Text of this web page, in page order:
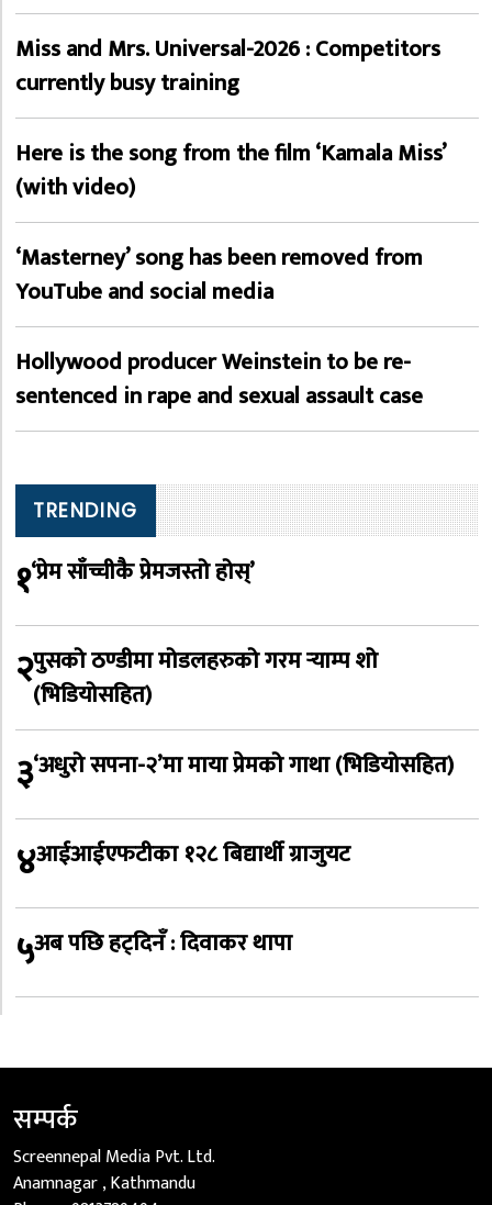
Miss and Mrs. Universal-2026 : Competitors
currently busy training
Here is the song from the film ‘Kamala Miss’
(with video)
‘Masterney’ song has been removed from
YouTube and social media
Hollywood producer Weinstein to be re-
sentenced in rape and sexual assault case
TRENDING
१‘प्रेम साँच्चीकै प्रेमजस्तो होस्’
२पुसको ठण्डीमा मोडलहरुको गरम र्‍याम्प शो
(भिडियोसहित)
३‘अधुरो सपना-२’मा माया प्रेमको गाथा (भिडियोसहित)
४आईआईएफटीका १२८ बिद्यार्थी ग्राजुयट
५अब पछि हट्दिनँ : दिवाकर थापा
सम्पर्क
Screennepal Media Pvt. Ltd.
Anamnagar , Kathmandu